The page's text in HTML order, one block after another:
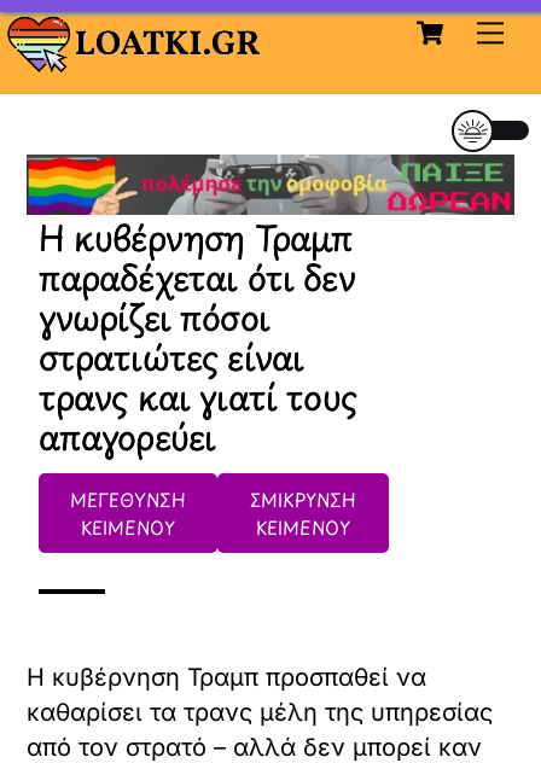
Skip
to
content
Cart
Η κυβέρνηση Τραμπ
παραδέχεται ότι δεν
γνωρίζει πόσοι
στρατιώτες είναι
τρανς και γιατί τους
απαγορεύει
ΜΕΓΕΘΥΝΣΗ
ΚΕΙΜΕΝΟΥ
ΣΜΙΚΡΥΝΣΗ
ΚΕΙΜΕΝΟΥ
Η κυβέρνηση Τραμπ προσπαθεί να
καθαρίσει τα τρανς μέλη της υπηρεσίας
από τον στρατό – αλλά δεν μπορεί καν